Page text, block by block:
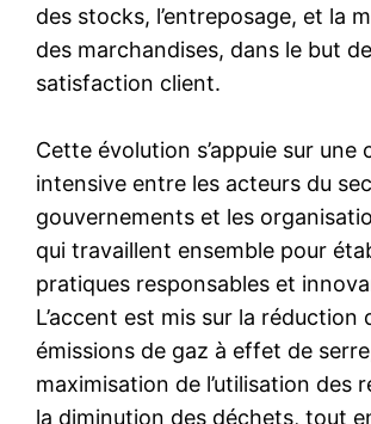
des stocks, l’entreposage, et la
des marchandises, dans le but
satisfaction client.
Cette évolution s’appuie sur une
intensive entre les acteurs du
gouvernements et les
qui travaillent ensemble pour
pratiques responsables et
L’accent est mis sur la réduction
émissions de gaz à effet de
maximisation de l’utilisation des
la diminution des déchets, tout